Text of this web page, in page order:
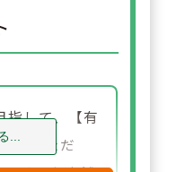
指して、【有
ていただ
...